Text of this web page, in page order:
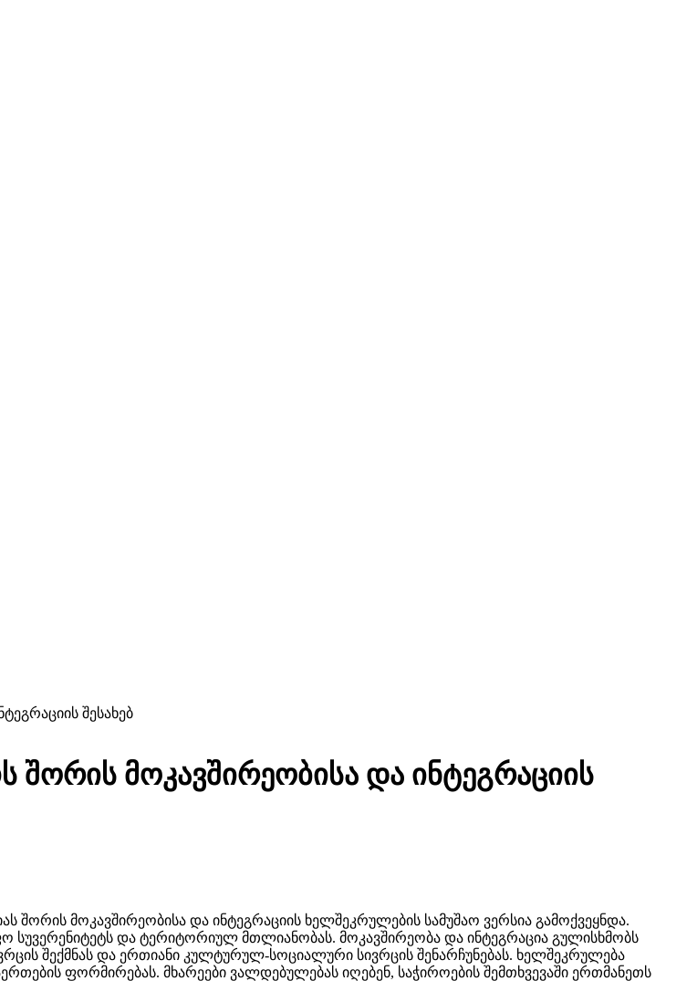
შესახებ
მოკავშირეობისა და ინტეგრაციის
შორის მოკავშირეობისა და ინტეგრაციის ხელშეკრულების სამუშაო ვერსია გამოქვეყნდა.
სუვერენიტეტს და ტერიტორიულ მთლიანობას. მოკავშირეობა და ინტეგრაცია გულისხმობს
შექმნას და ერთიანი კულტურულ-სოციალური სივრცის შენარჩუნებას. ხელშეკრულება
ფორმირებას. მხარეები ვალდებულებას იღებენ, საჭიროების შემთხვევაში ერთმანეთს